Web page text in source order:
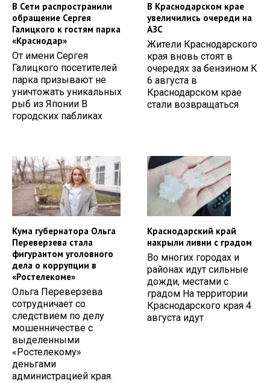
В Сети распространили
обращение Сергея
Галицкого к гостям парка
«Краснодар»
От имени Сергея
Галицкого посетителей
парка призывают не
уничтожать уникальных
рыб из Японии В
городских пабликах
В Краснодарском крае
увеличились очереди на
АЗС
Жители Краснодарского
края вновь стоят в
очередях за бензином К
6 августа в
Краснодарском крае
стали возвращаться
Кума губернатора Ольга
Переверзева стала
фигурантом уголовного
дела о коррупции в
«Ростелекоме»
Ольга Переверзева
сотрудничает со
следствием по делу
мошенничестве с
выделенными
«Ростелекому»
деньгами
администрацией края.
Краснодарский край
накрыли ливни с градом
Во многих городах и
районах идут сильные
дожди, местами с
градом На территории
Краснодарского края 4
августа идут